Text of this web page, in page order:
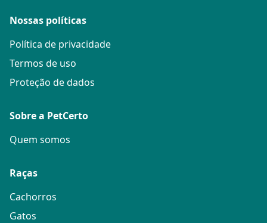
Nossas políticas
Política de privacidade
Termos de uso
Proteção de dados
Sobre a PetCerto
Quem somos
Raças
Cachorros
Gatos